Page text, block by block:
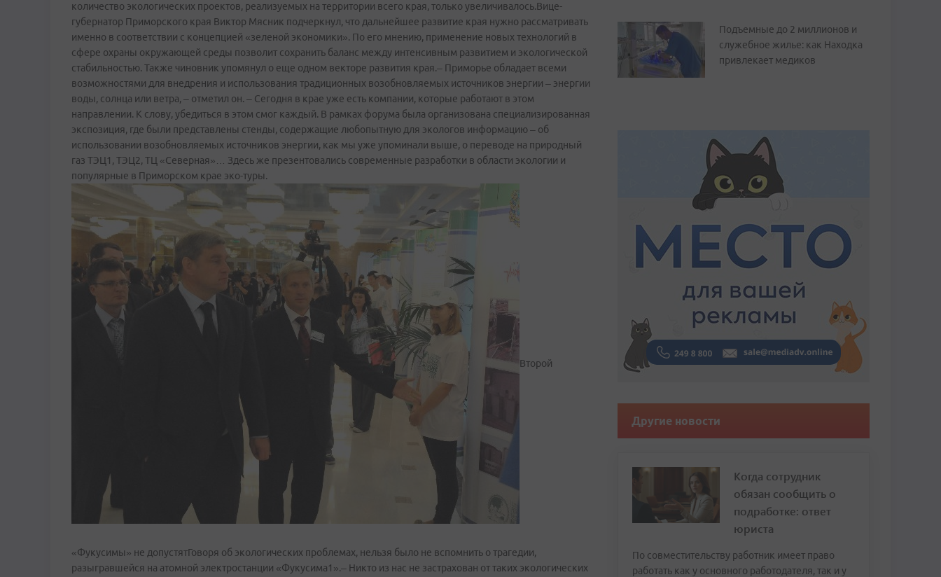
количество экологических проектов, реализуемых на территории всего края, только увеличивалось.Вице­-
губернатор Приморского края Виктор Мясник подчеркнул, что дальнейшее развитие края нужно рассматривать
именно в соответствии с концепцией «зеленой экономики». По его мнению, применение новых технологий в
сфере охраны окружающей среды позволит сохранить баланс между интенсивным развитием и экологической
стабильностью. Также чиновник упомянул о еще одном векторе развития края.– Приморье обладает всеми
возможностями для внедрения и использования традиционных возобновляемых источников энергии – энергии
воды, солнца или ветра, – отметил он. – Сегодня в крае уже есть компании, которые работают в этом
направлении. К слову, убедиться в этом смог каждый. В рамках форума была организована специализированная
экспозиция, где были представлены стенды, содержащие любопытную для экологов информацию – об
использовании возобновляемых источников энергии, как мы уже упоминали выше, о переводе на природный
газ ТЭЦ1, ТЭЦ2, ТЦ «Северная»… Здесь же презентовались современные разработки в области экологии и
популярные в Приморском крае эко-туры.
Второй
«Фукусимы» не допустятГоворя об экологических проблемах, нельзя было не вспомнить о трагедии,
разыгравшейся на атомной электростанции «Фукусима­1».– Никто из нас не застрахован от таких экологических
Подъемные до 2 миллионов и
служебное жилье: как Находка
привлекает медиков
Другие новости
Когда сотрудник
обязан сообщить о
подработке: ответ
юриста
По совместительству работник имеет право
работать как у основного работодателя, так и у